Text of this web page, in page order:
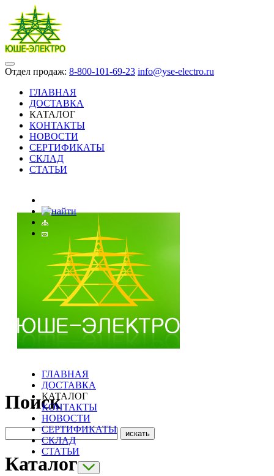
Отдел продаж: 8-800-101-69-23 info@yse-electro.ru
ГЛАВНАЯ
ДОСТАВКА
КАТАЛОГ
КОНТАКТЫ
НОВОСТИ
СЕРТИФИКАТЫ
СКЛАД
СТАТЬИ
ГЛАВНАЯ
ДОСТАВКА
КАТАЛОГ
КОНТАКТЫ
НОВОСТИ
СЕРТИФИКАТЫ
СКЛАД
СТАТЬИ
Поиск
Каталог